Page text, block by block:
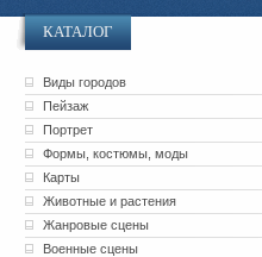
КАТАЛОГ
Виды городов
Пейзаж
Портрет
Формы, костюмы, моды
Карты
Животные и растения
Жанровые сцены
Военные сцены